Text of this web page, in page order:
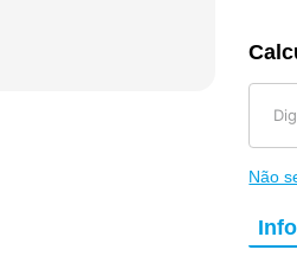
Não